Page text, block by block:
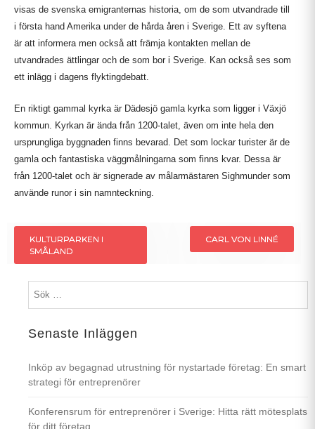
visas de svenska emigranternas historia, om de som utvandrade till
i första hand Amerika under de hårda åren i Sverige. Ett av syftena
är att informera men också att främja kontakten mellan de
utvandrades ättlingar och de som bor i Sverige. Kan också ses som
ett inlägg i dagens flyktingdebatt.
En riktigt gammal kyrka är Dädesjö gamla kyrka som ligger i Växjö
kommun. Kyrkan är ända från 1200-talet, även om inte hela den
ursprungliga byggnaden finns bevarad. Det som lockar turister är de
gamla och fantastiska väggmålningarna som finns kvar. Dessa är
från 1200-talet och är signerade av målarmästaren Sighmunder som
använde runor i sin namnteckning.
Inläggsnavigering
KULTURPARKEN I
SMÅLAND
CARL VON LINNÉ
Senaste Inläggen
Inköp av begagnad utrustning för nystartade företag: En smart
strategi för entreprenörer
Konferensrum för entreprenörer i Sverige: Hitta rätt mötesplats
för ditt företag